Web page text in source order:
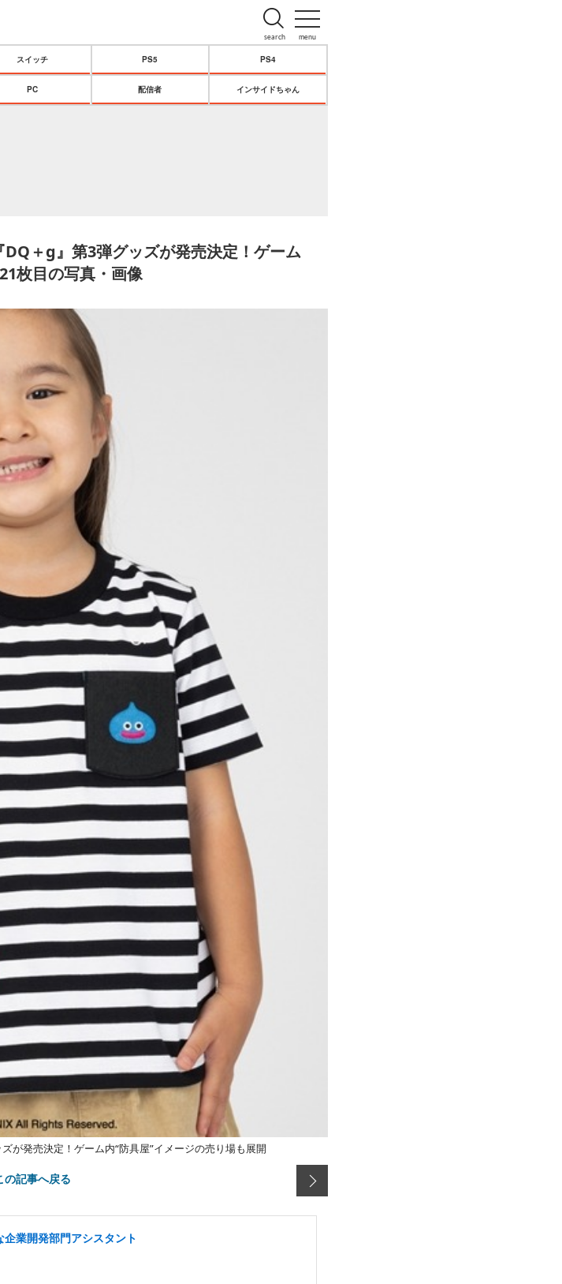
menu
search
スイッチ PS5 PS4
PC 配信者 インサイドちゃん
DQ＋g』第3弾グッズが発売決定！ゲーム
枚目の写真・画像
が発売決定！ゲーム内“防具屋”イメージの売り場も展開
の記事へ戻る
業開発部門アシスタント